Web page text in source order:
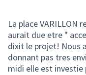
La place VARILLON
aurait due etre "
dixit le projet! Nous
donnant pas tres
midi elle est investie